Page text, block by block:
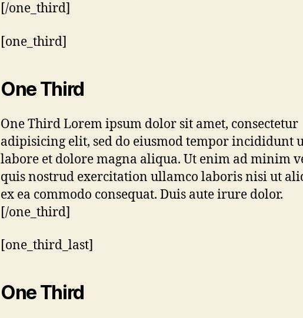
[/one_third]
[one_third]
One Third
One Third Lorem ipsum dolor sit amet, consectetur
adipisicing elit, sed do eiusmod tempor incididunt
labore et dolore magna aliqua. Ut enim ad minim
quis nostrud exercitation ullamco laboris nisi ut
ex ea commodo consequat. Duis aute irure dolor.
[/one_third]
[one_third_last]
One Third